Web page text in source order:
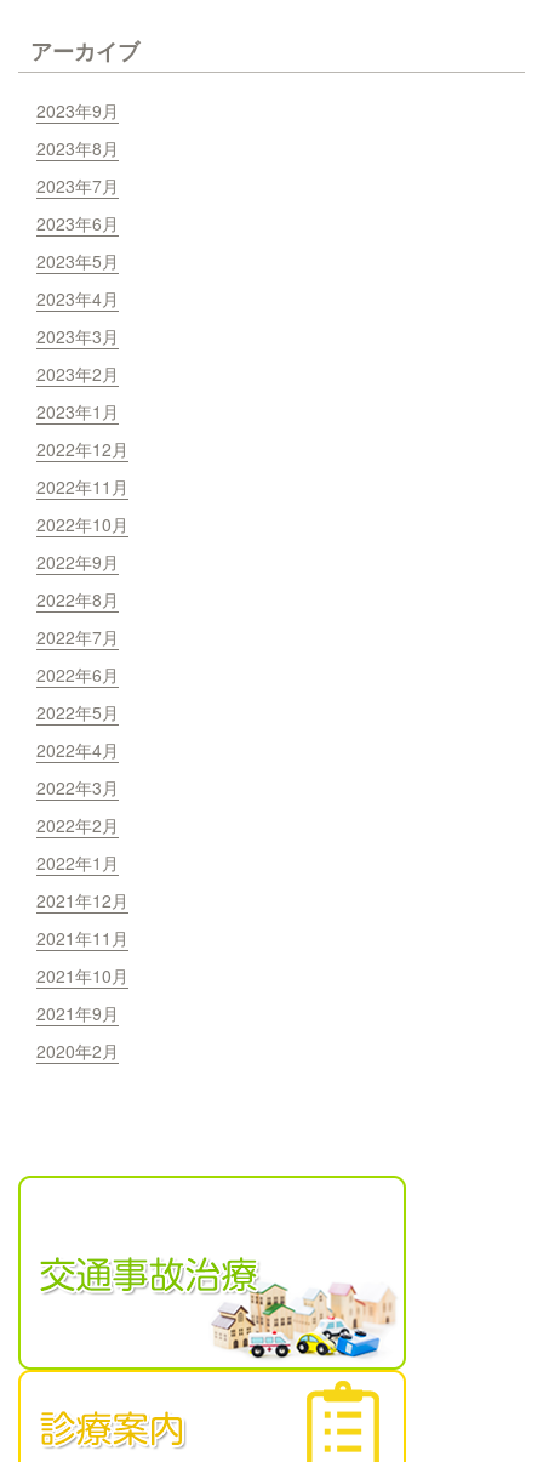
アーカイブ
2023年9月
2023年8月
2023年7月
2023年6月
2023年5月
2023年4月
2023年3月
2023年2月
2023年1月
2022年12月
2022年11月
2022年10月
2022年9月
2022年8月
2022年7月
2022年6月
2022年5月
2022年4月
2022年3月
2022年2月
2022年1月
2021年12月
2021年11月
2021年10月
2021年9月
2020年2月